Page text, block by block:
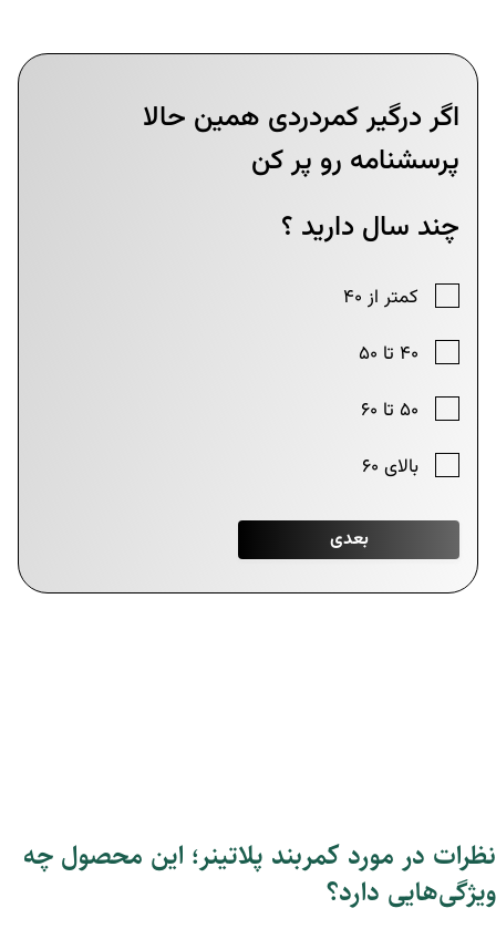
نظرات در مورد کمربند پلاتینر؛ این محصول چه
ویژگی‌هایی دارد؟